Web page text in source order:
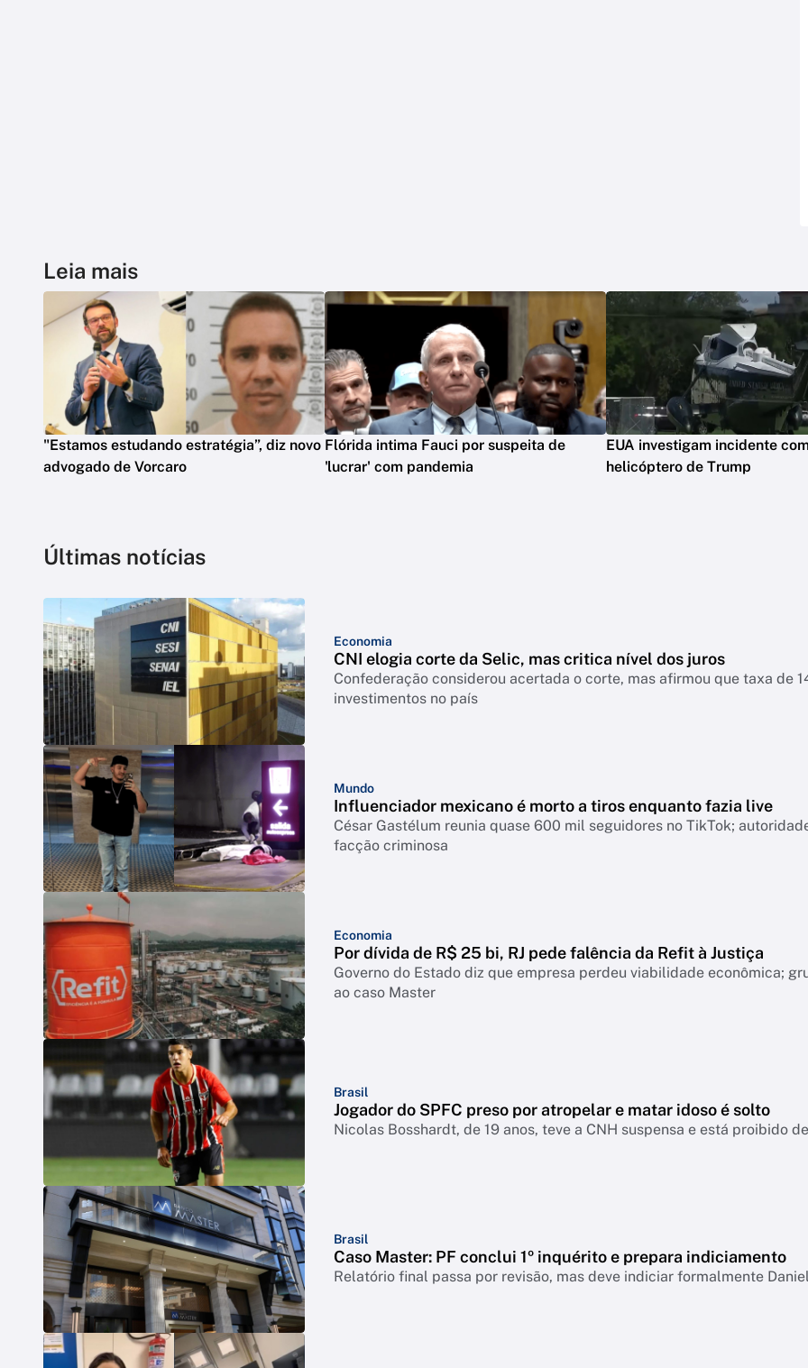
Leia mais
"Estamos estudando estratégia”, diz novo
advogado de Vorcaro
Flórida intima Fauci por suspeita de
'lucrar' com pandemia
EUA investigam incidente
helicóptero de Trump
Últimas notícias
Economia
CNI elogia corte da Selic, mas critica nível dos juros
Confederação considerou acertada o corte, mas afirmou que taxa de 14% continua pressionando empresas,
investimentos no país
Mundo
Influenciador mexicano é morto a tiros enquanto fazia live
César Gastélum reunia quase 600 mil seguidores no TikTok;
facção criminosa
Economia
Por dívida de R$ 25 bi, RJ pede falência da Refit à Justiça
Governo do Estado diz que empresa perdeu viabilidade econômica;
ao caso Master
Brasil
Jogador do SPFC preso por atropelar e matar idoso é solto
Nicolas Bosshardt, de 19 anos, teve a CNH suspensa e está proibido
Brasil
Caso Master: PF conclui 1º inquérito e prepara indiciamento
Relatório final passa por revisão, mas deve indiciar formalmente